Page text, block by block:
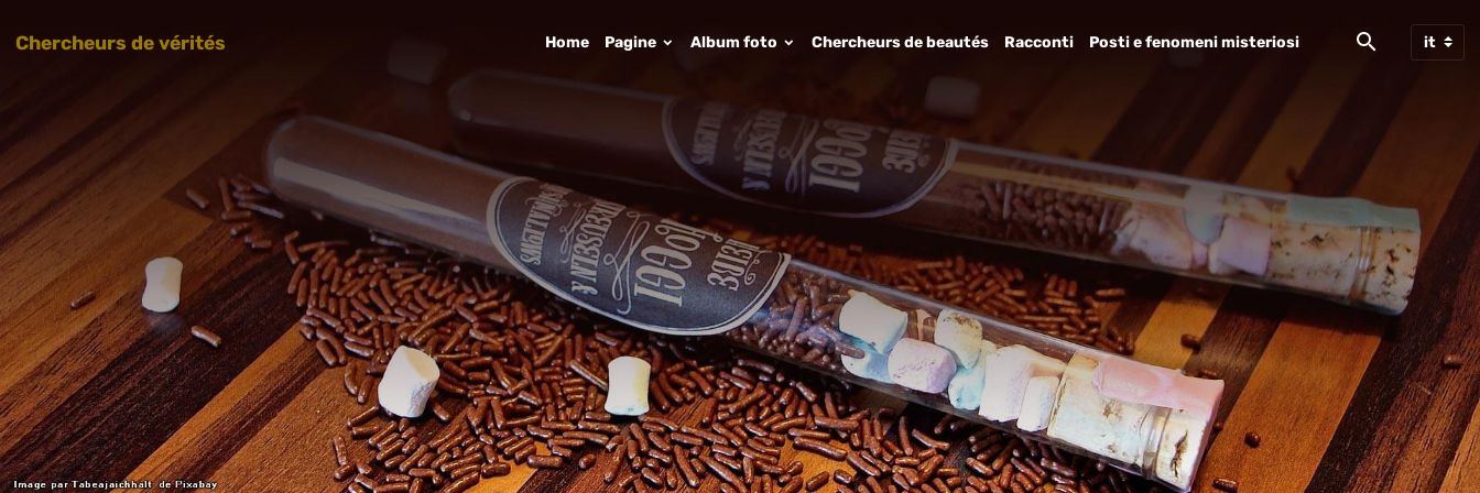
Chercheurs de vérités Home Pagine Album foto Chercheurs de beautés Racconti Posti e fenomeni misteriosi